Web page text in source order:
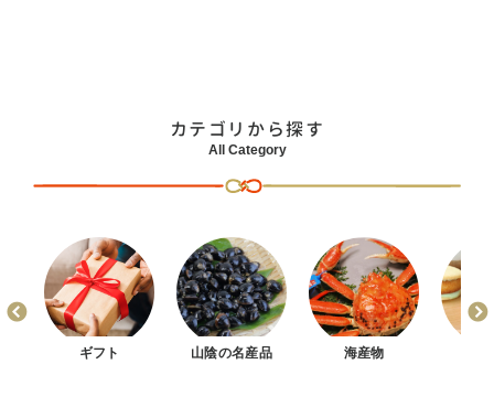
カテゴリから探す
All Category
ギフト 山陰の名産品 海産物